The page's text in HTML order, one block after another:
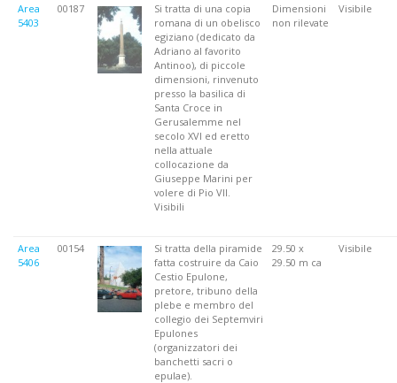
Area
5403
00187
Si tratta di una copia
romana di un obelisco
egiziano (dedicato da
Adriano al favorito
Antinoo), di piccole
dimensioni, rinvenuto
presso la basilica di
Santa Croce in
Gerusalemme nel
secolo XVI ed eretto
nella attuale
collocazione da
Giuseppe Marini per
volere di Pio VII.
Visibili
Dimensioni
non rilevate
Visibile
Area
5406
00154
Si tratta della piramide
fatta costruire da Caio
Cestio Epulone,
pretore, tribuno della
plebe e membro del
collegio dei Septemviri
Epulones
(organizzatori dei
banchetti sacri o
epulae).
29.50 x
29.50 m ca
Visibile